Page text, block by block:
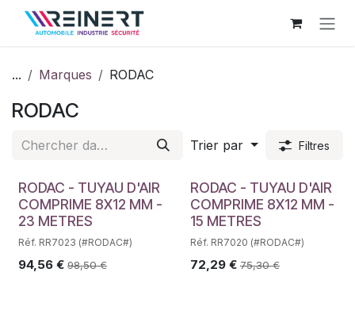
Se rendre au contenu
... Marques RODAC
RODAC
Trier par Filtres
RODAC - TUYAU D'AIR
COMPRIME 8X12 MM -
23 METRES
Réf. RR7023 (#RODAC#)
94,56 € 98,50€
RODAC - TUYAU D'AIR
COMPRIME 8X12 MM -
15 METRES
Réf. RR7020 (#RODAC#)
72,29€ 75,30€